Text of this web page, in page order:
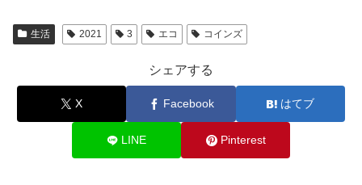
生活 2021 3 エコ コインズ
シェアする
X Facebook はてブ
LINE Pinterest